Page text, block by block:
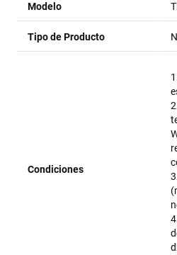
Modelo
Tipo de Producto
Condiciones